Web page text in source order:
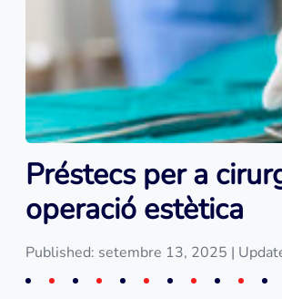
Préstecs per a
operació estètica
Published: setembre 13, 2025 |